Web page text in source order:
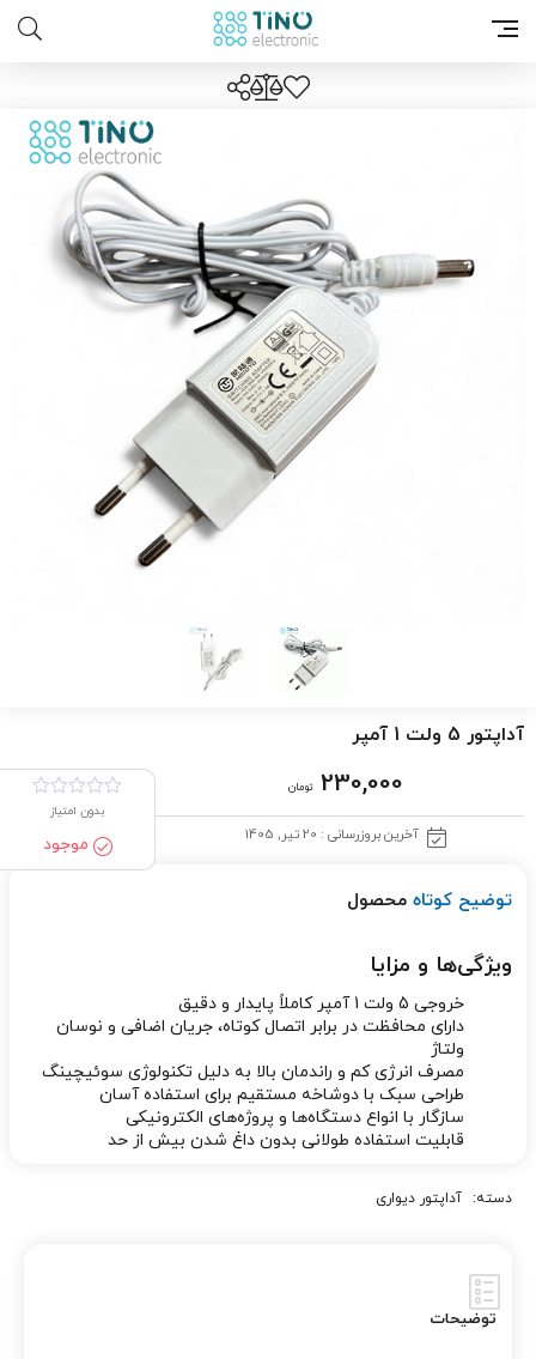
آداپتور 5 ولت 1 آمپر
230,000 تومان
آخرین بروزرسانی : 20 تیر, 1405
بدون امتیاز
موجود
توضیح کوتاه محصول
ویژگی‌ها و مزایا
خروجی 5 ولت 1 آمپر کاملاً پایدار و دقیق
دارای محافظت در برابر اتصال کوتاه، جریان اضافی و نوسان
ولتاژ
مصرف انرژی کم و راندمان بالا به دلیل تکنولوژی سوئیچینگ
طراحی سبک با دوشاخه مستقیم برای استفاده آسان
سازگار با انواع دستگاه‌ها و پروژه‌های الکترونیکی
قابلیت استفاده طولانی بدون داغ شدن بیش از حد
دسته: آداپتور دیواری
توضیحات